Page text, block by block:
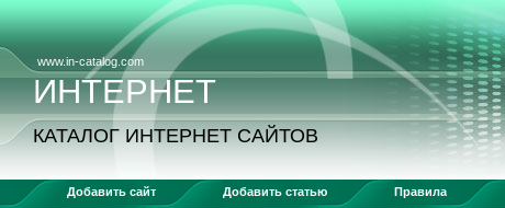
www.in-catalog.com
ИНТЕРНЕТ
КАТАЛОГ ИНТЕРНЕТ САЙТОВ
Добавить сайт Добавить статью Правила